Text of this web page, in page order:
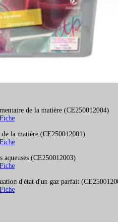
de la matière (CE250012004)
Fiche
la matière (CE250012001)
Fiche
aqueuses (CE250012003)
Fiche
d'état d'un gaz parfait
Fiche